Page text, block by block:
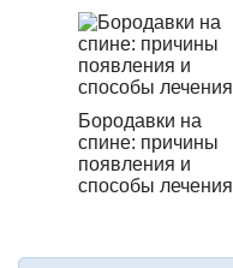
Бородавки на
спине: причины
появления и
способы лечения